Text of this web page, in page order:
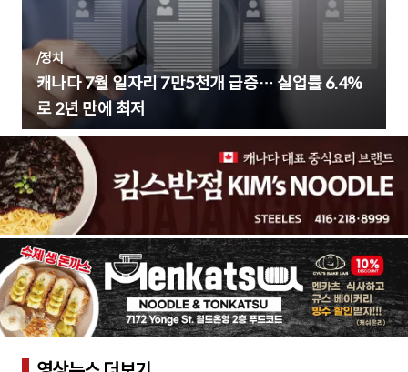
/정치
캐나다 7월 일자리 7만5천개 급증… 실업률 6.4%
로 2년 만에 최저